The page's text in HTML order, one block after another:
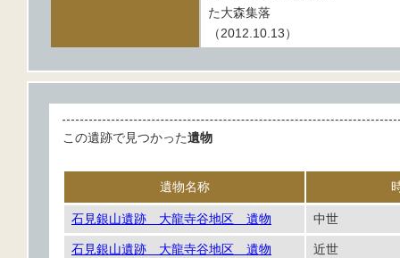
た大森集落
（2012.10.13）
この遺跡で見つかった遺物
遺物名称
石見銀山遺跡 大龍寺谷地区 遺物 中世
石見銀山遺跡 大龍寺谷地区 遺物 近世